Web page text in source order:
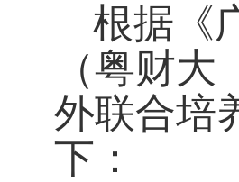
根据《
（粤财
外联合培
下：